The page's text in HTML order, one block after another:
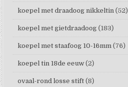
koepel met draadoog nikkeltin (52)
koepel met gietdraadoog (183)
koepel met staafoog 10-16mm (76)
koepel tin 18de eeuw (2)
ovaal-rond losse stift (8)